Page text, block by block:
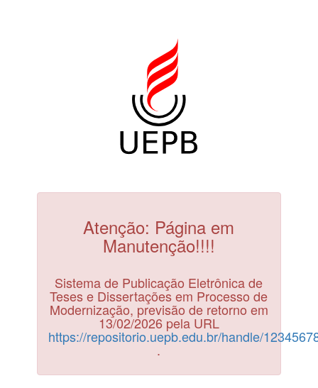
Atenção: Página em
Manutenção!!!!
Sistema de Publicação Eletrônica de
Teses e Dissertações em Processo de
Modernização, previsão de retorno em
13/02/2026 pela URL
https://repositorio.uepb.edu.br/handle/
.